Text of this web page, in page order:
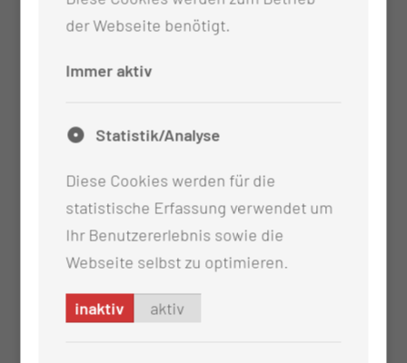
Hebamme haben
Beratung und Nachsorge
Babys
der Webseite benötigt.
Immer aktiv
Statistik/Analyse
Diese Cookies werden für die
statistische Erfassung verwendet um
Ihr Benutzererlebnis sowie die
Webseite selbst zu optimieren.
inaktiv aktiv